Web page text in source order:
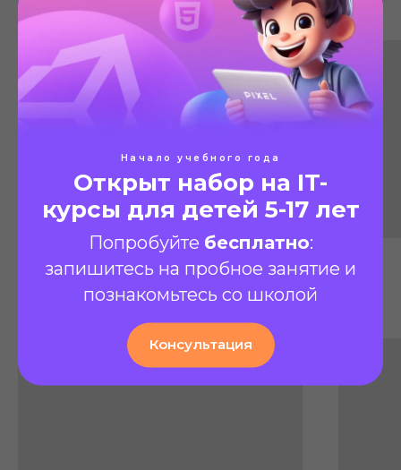
Начало учебного года
Открыт набор на IT-
курсы для детей 5-17 лет
Попробуйте бесплатно:
запишитесь на пробное занятие и
познакомьтесь со школой
Консультация